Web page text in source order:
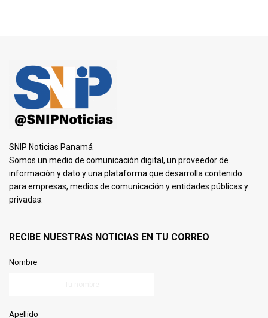
SNIP Noticias Panamá
Somos un medio de comunicación digital, un proveedor de
información y dato y una plataforma que desarrolla contenido
para empresas, medios de comunicación y entidades públicas y
privadas.
RECIBE NUESTRAS NOTICIAS EN TU CORREO
Nombre
Apellido